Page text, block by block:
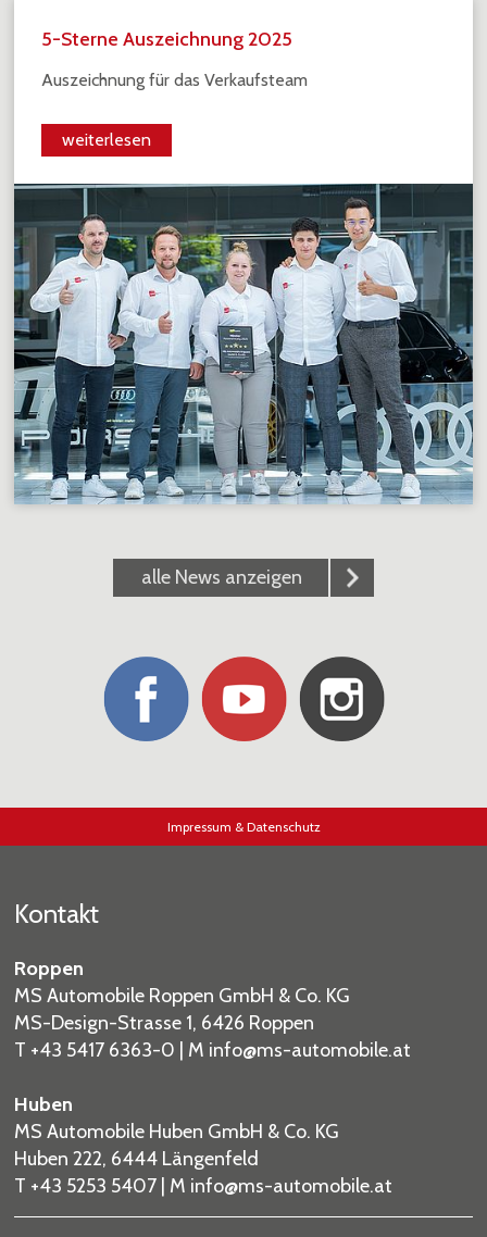
5-Sterne Auszeichnung 2025
Auszeichnung für das Verkaufsteam
weiterlesen
alle News anzeigen
Impressum & Datenschutz
Kontakt
Roppen
MS Automobile Roppen GmbH & Co. KG
MS-Design-Strasse 1, 6426 Roppen
T +43 5417 6363-0 | M info@ms-automobile.at
Huben
MS Automobile Huben GmbH & Co. KG
Huben 222, 6444 Längenfeld
T +43 5253 5407 | M info@ms-automobile.at